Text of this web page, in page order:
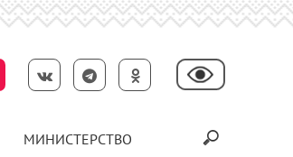
МИНИСТЕРСТВО